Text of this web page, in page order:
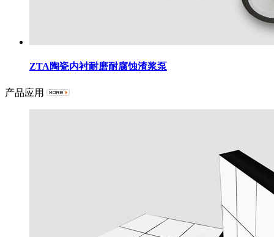
ZTA陶瓷内衬耐磨耐腐蚀渣浆泵
产品应用